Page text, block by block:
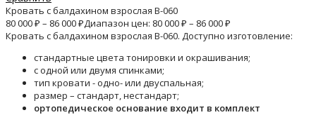
Кровать с балдахином взрослая B-060
80 000₽ – 86 000₽Диапазон цен: 80 000 ₽ – 86 000 ₽
Кровать с балдахином взрослая B-060. Доступно изготовление:
стандартные цвета тонировки и окрашивания;
с одной или двумя спинками;
тип кровати - одно- или двуспальная;
размер – стандарт, нестандарт;
ортопедическое основание входит в комплект